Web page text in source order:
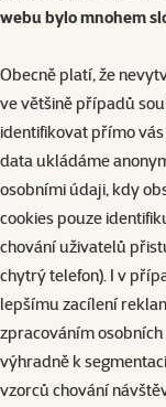
webu bylo mnohem
Obecně platí, že
ve většině případů
identifikovat přímo
data ukládáme
osobními údaji, kdy
cookies pouze
chování uživatelů
chytrý telefon). I v
lepšímu zacílení
zpracováním
výhradně k
vzorců chování